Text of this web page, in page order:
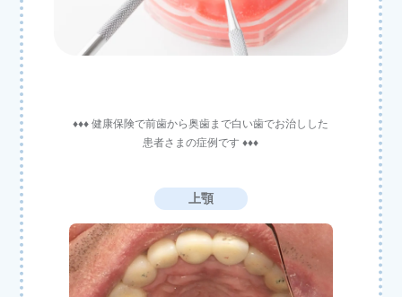
♦♦♦ 健康保険で前歯から奥歯まで白い歯でお治しした
患者さまの症例です ♦♦♦
上顎